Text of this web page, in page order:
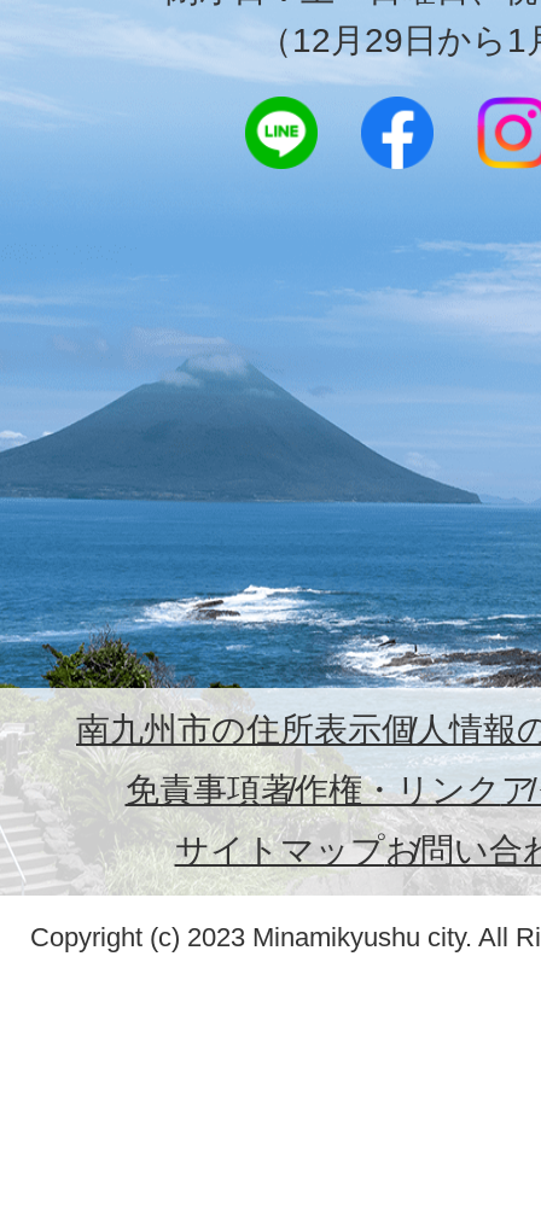
（12月29日から1
南九州市の住所表示個人情報
免責事項著作権・リンク
サイトマップお問い合
Copyright (c) 2023 Minamikyushu city. All